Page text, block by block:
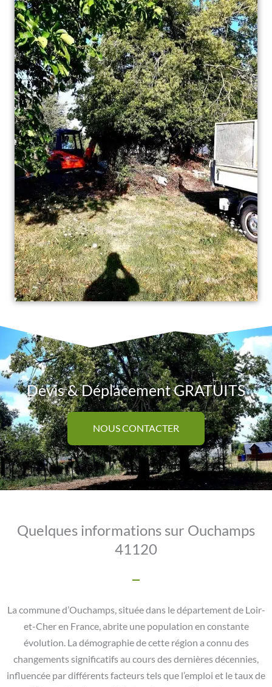
Devis & Déplacement GRATUITS
NOUS CONTACTER
Quelques informations sur Ouchamps
41120
La commune d’Ouchamps, située dans le département de Loir-
et-Cher en France, abrite une population en constante
évolution. La démographie de cette région a connu des
changements significatifs au cours des dernières décennies,
influencée par différents facteurs tels que l’emploi et le taux de